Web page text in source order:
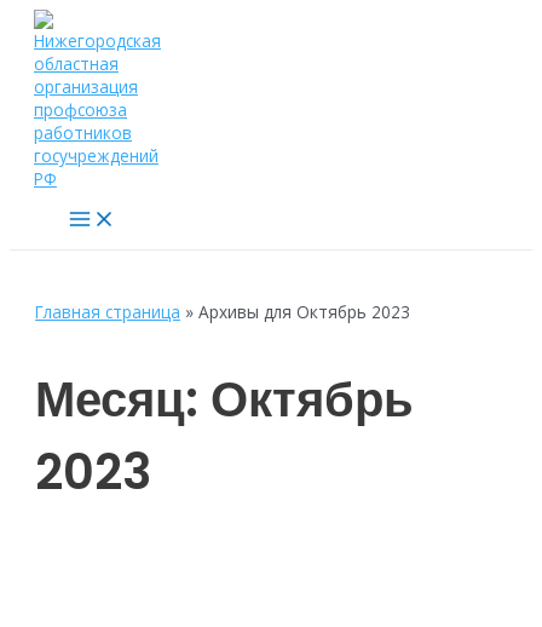
Перейти
содержимому
Main
Menu
Главная страница »Архивы для Октябрь 2023
Месяц: Октябрь
2023